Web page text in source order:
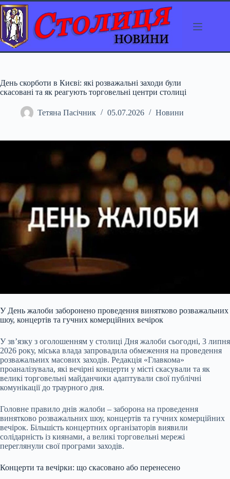
Перейти
до
вмісту
День скорботи в Києві: які розважальні заходи були
скасовані та як реагують торговельні центри столиці
Тетяна Пасічник 05.07.2026 Новини
У День жалоби заборонено проведення винятково розважальних
шоу, концертів та гучних комерційних вечірок
У зв’язку з оголошенням у столиці Дня жалоби сьогодні, 3 липня
2026 року, міська влада запровадила обмеження на проведення
розважальних масових заходів. Редакція «Главкома»
проаналізувала, які вечірні концерти у місті скасували та як
великі торговельні майданчики адаптували свої публічні
комунікації до траурного дня.
Головне правило днів жалоби – заборона на проведення
винятково розважальних шоу, концертів та гучних комерційних
вечірок. Більшість концертних організаторів виявили
солідарність із киянами, а великі торговельні мережі
переглянули свої програми заходів.
Концерти та вечірки: що скасовано або перенесено